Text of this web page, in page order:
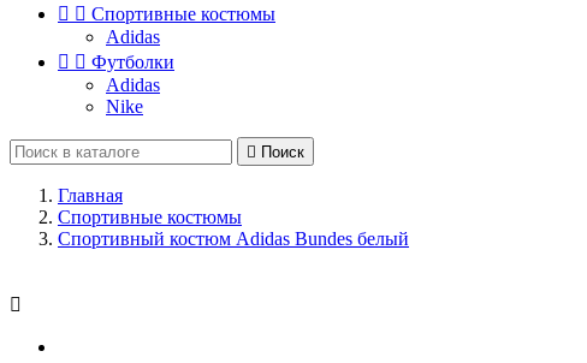
  Спортивные костюмы
Adidas
  Футболки
Adidas
Nike
 Поиск
Главная
Спортивные костюмы
Спортивный костюм Adidas Bundes белый
